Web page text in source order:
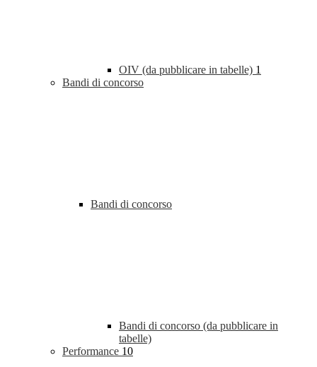
OIV (da pubblicare in tabelle) 1
Bandi di concorso
Bandi di concorso
Bandi di concorso (da pubblicare in
tabelle)
Performance 10